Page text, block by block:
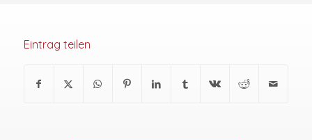
Eintrag teilen